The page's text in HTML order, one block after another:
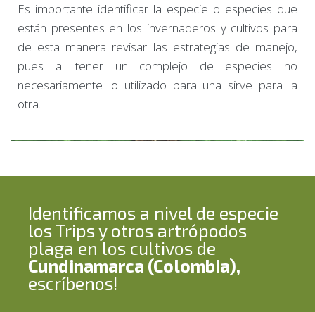
Es importante identificar la especie o especies que
están presentes en los invernaderos y cultivos para
de esta manera revisar las estrategias de manejo,
pues al tener un complejo de especies no
necesariamente lo utilizado para una sirve para la
otra.
Identificamos a nivel de especie
los Trips y otros artrópodos
plaga en los cultivos de
Cundinamarca (Colombia),
escríbenos!